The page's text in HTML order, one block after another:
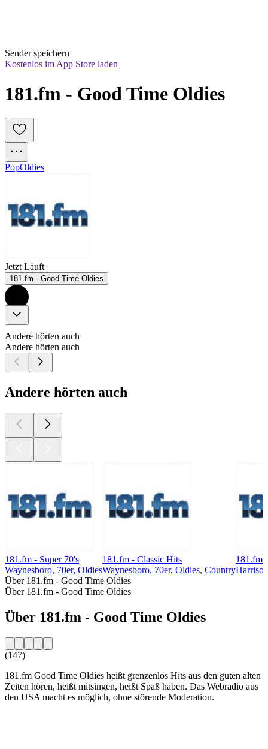
Sender speichern
Kostenlos im App Store laden
181.fm - Good Time Oldies
PopOldies
Jetzt Läuft
181.fm - Good Time Oldies
Andere hörten auch
Andere hörten auch
Andere hörten auch
181.fm - Super 70's
Waynesboro, 70er, Oldies
181.fm - Classic Hits
Waynesboro, 70er, Oldies, Country
181.fm
Über 181.fm - Good Time Oldies
Über 181.fm - Good Time Oldies
Über 181.fm - Good Time Oldies
(147)
181.fm Good Time Oldies heißt grenzenlos Hits aus den guten alten
Zeiten hören, heißt mitsingen, heißt Spaß haben. Das Webradio aus
den USA macht es möglich, ohne störende Moderation.